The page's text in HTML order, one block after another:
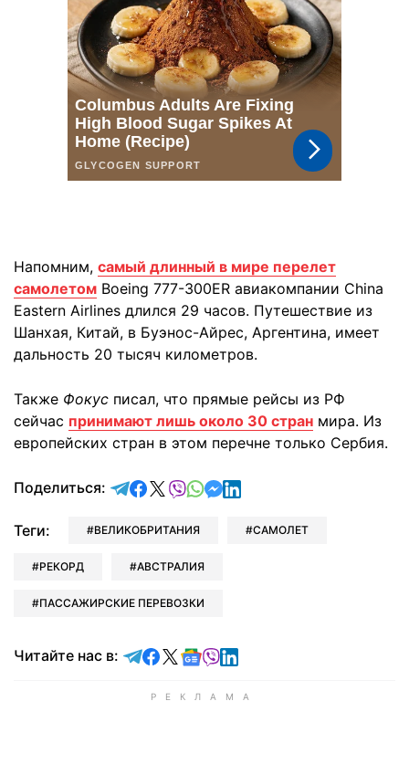
Напомним, самый длинный в мире перелет
самолетом Boeing 777-300ER авиакомпании China
Eastern Airlines длился 29 часов. Путешествие из
Шанхая, Китай, в Буэнос-Айрес, Аргентина, имеет
дальность 20 тысяч километров.
Также Фокус писал, что прямые рейсы из РФ
сейчас принимают лишь около 30 стран мира. Из
европейских стран в этом перечне только Сербия.
Поделиться: отправить в Telegram
поделиться в Facebook
поделиться в X
отправить в Viber
отправить в Whatsapp
отправить в Messenger
отправить в LinkedIn
Теги: ВЕЛИКОБРИТАНИЯ САМОЛЕТ
РЕКОРД АВСТРАЛИЯ
ПАССАЖИРСКИЕ ПЕРЕВОЗКИ
Читайте нас в: Читайте в Telegram
Читайте в Facebook
Читайте в X
Читайте в Google news
Читайте в Viber
Читайте в LinkedIn